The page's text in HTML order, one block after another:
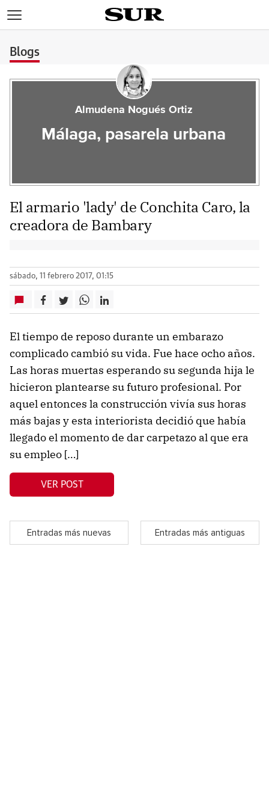
Blogs
Almudena Nogués Ortiz
Málaga, pasarela urbana
El armario 'lady' de Conchita Caro, la
creadora de Bambary
sábado, 11 febrero 2017, 01:15
El tiempo de reposo durante un embarazo
complicado cambió su vida. Fue hace ocho años.
Las horas muertas esperando su segunda hija le
hicieron plantearse su futuro profesional. Por
aquel entonces la construcción vivía sus horas
más bajas y esta interiorista decidió que había
llegado el momento de dar carpetazo al que era
su empleo […]
VER POST
Entradas más nuevas Entradas más antiguas